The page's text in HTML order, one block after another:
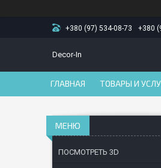
+380 (97) 534-08-73 +380
Decor-In
ГЛАВНАЯ ТОВАРЫ И
ПОСМОТРЕТЬ 3D